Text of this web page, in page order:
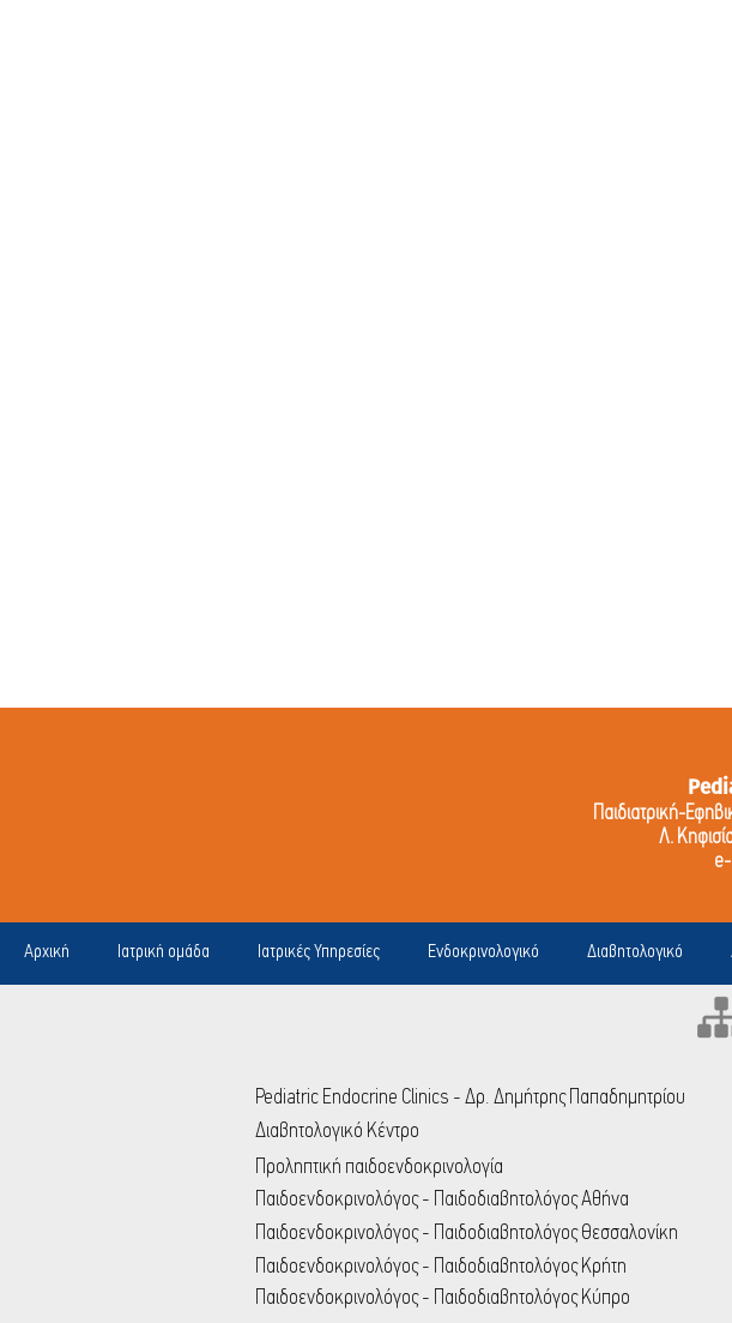
Παιδιατρική-
Λ.
Αρχική Ιατρική ομάδα Ιατρικές Υπηρεσίες Ενδοκρινολογικό Διαβητολογικό
Pediatric Endocrine Clinics - Δρ. Δημήτρης Παπαδημητρίου
Διαβητολογικό Κέντρο
Προληπτική παιδοενδοκρινολογία
Παιδοενδοκρινολόγος - Παιδοδιαβητολόγος Αθήνα
Παιδοενδοκρινολόγος - Παιδοδιαβητολόγος Θεσσαλονίκη
Παιδοενδοκρινολόγος - Παιδοδιαβητολόγος Κρήτη
Παιδοενδοκρινολόγος - Παιδοδιαβητολόγος Κύπρο